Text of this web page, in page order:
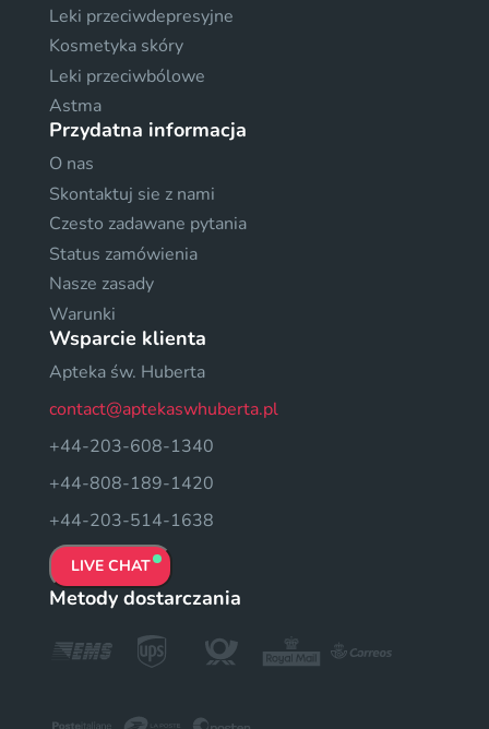
Leki przeciwdepresyjne
Kosmetyka skóry
Leki przeciwbólowe
Astma
Przydatna informacja
O nas
Skontaktuj sie z nami
Czesto zadawane pytania
Status zamówienia
Nasze zasady
Warunki
Wsparcie klienta
Apteka św. Huberta
contact@aptekaswhuberta.pl
+44-203-608-1340
+44-808-189-1420
+44-203-514-1638
LIVE CHAT
Metody dostarczania